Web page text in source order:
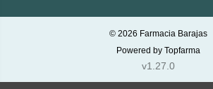
© 2026 Farmacia Barajas
Powered by Topfarma
v1.27.0